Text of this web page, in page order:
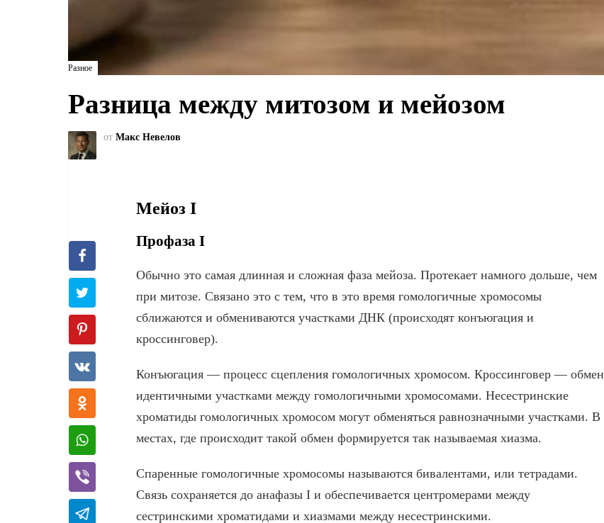
Разное
Разница между митозом и мейозом
от Макс Невелов
Мейоз I
Профаза I
Обычно это самая длинная и сложная фаза мейоза. Протекает намного дольше, чем
при митозе. Связано это с тем, что в это время гомологичные хромосомы
сближаются и обмениваются участками ДНК (происходят конъюгация и
кроссинговер).
Конъюгация — процесс сцепления гомологичных хромосом. Кроссинговер — обмен
идентичными участками между гомологичными хромосомами. Несестринские
хроматиды гомологичных хромосом могут обменяться равнозначными участками. В
местах, где происходит такой обмен формируется так называемая хиазма.
Спаренные гомологичные хромосомы называются бивалентами, или тетрадами.
Связь сохраняется до анафазы I и обеспечивается центромерами между
сестринскими хроматидами и хиазмами между несестринскими.